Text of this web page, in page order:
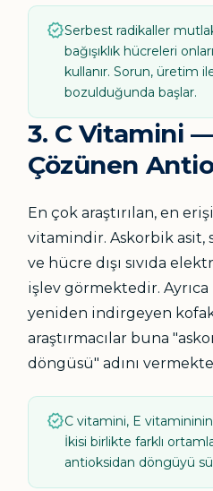
verifiedSerbest radikaller
bağışıklık hücreleri
kullanır. Sorun, üretim
bozulduğunda başlar.
3. C Vitamini
Çözünen
En çok araştırılan, en
vitamindir. Askorbik asit,
ve hücre dışı sıvıda
işlev görmektedir.
yeniden indirgeyen
araştırmacılar buna
döngüsü" adını
verifiedC vitamini, E vitamininin
İkisi birlikte farklı
antioksidan döngüyü